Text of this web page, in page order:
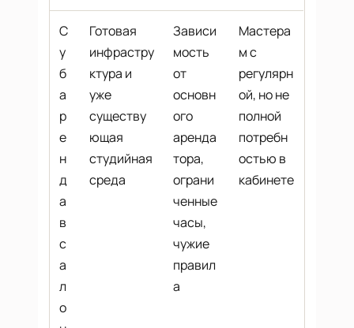
С
у
б
а
р
е
н
д
а
в
с
а
л
о
Готовая
инфрастру
ктура и
уже
существу
ющая
студийная
среда
Зависи
мость
от
основн
ого
аренда
тора,
ограни
ченные
часы,
чужие
правил
а
Мастера
м с
регулярн
ой, но не
полной
потребн
остью в
кабинете